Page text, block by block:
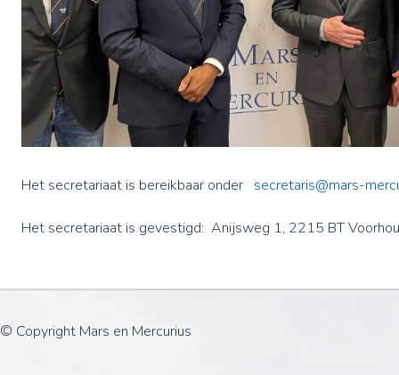
Het secretariaat is bereikbaar onder secretaris@mars-
Het secretariaat is gevestigd: Anijsweg 1, 2215 BT
© Copyright Mars en Mercurius